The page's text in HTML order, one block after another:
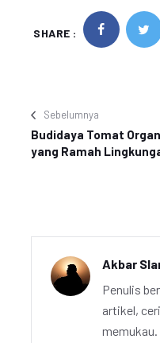
SHARE :
Sebelumnya
Budidaya Tomat
yang Ramah
Akbar
Penulis
artikel,
memukau.